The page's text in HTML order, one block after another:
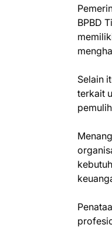
BPBD
Selain
terkait